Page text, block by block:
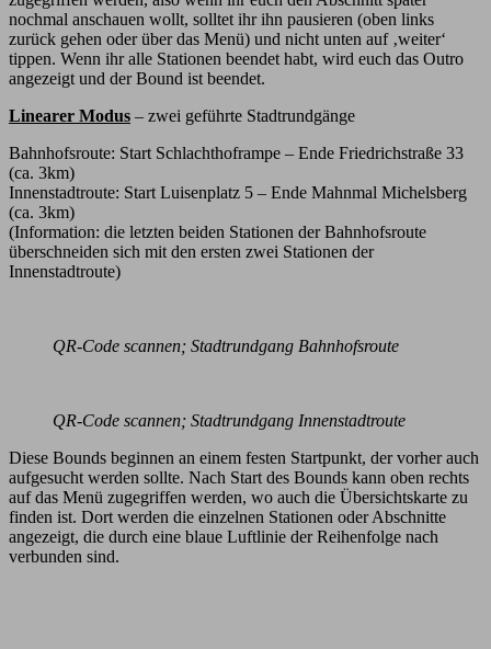
nochmal anschauen wollt, solltet ihr ihn pausieren (oben links
zurück gehen oder über das Menü) und nicht unten auf ‚weiter‘
tippen. Wenn ihr alle Stationen beendet habt, wird euch das Outro
angezeigt und der Bound ist beendet.
Linearer Modus – zwei geführte Stadtrundgänge
Bahnhofsroute: Start Schlachthoframpe – Ende Friedrichstraße 33
(ca. 3km)
Innenstadtroute: Start Luisenplatz 5 – Ende Mahnmal Michelsberg
(ca. 3km)
(Information: die letzten beiden Stationen der Bahnhofsroute
überschneiden sich mit den ersten zwei Stationen der
Innenstadtroute)
QR-Code scannen; Stadtrundgang Bahnhofsroute
QR-Code scannen; Stadtrundgang Innenstadtroute
Diese Bounds beginnen an einem festen Startpunkt, der vorher auch
aufgesucht werden sollte. Nach Start des Bounds kann oben rechts
auf das Menü zugegriffen werden, wo auch die Übersichtskarte zu
finden ist. Dort werden die einzelnen Stationen oder Abschnitte
angezeigt, die durch eine blaue Luftlinie der Reihenfolge nach
verbunden sind.